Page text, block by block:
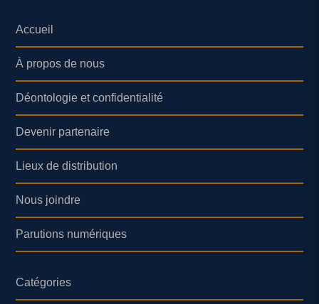
Accueil
À propos de nous
Déontologie et confidentialité
Devenir partenaire
Lieux de distribution
Nous joindre
Parutions numériques
Catégories